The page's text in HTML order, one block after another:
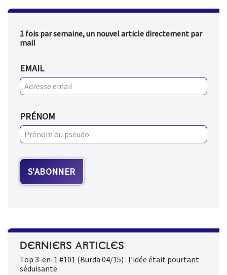
1 fois par semaine, un nouvel article directement par
mail
EMAIL
PRÉNOM
DERNIERS ARTICLES
Top 3-en-1 #101 (Burda 04/15) : l’idée était pourtant
séduisante